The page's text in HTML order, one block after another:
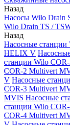
Назад
Насосы Wilo Drain
Wilo Drain TS /
Назад
Насосные станции
HELIX V
станции Wilo
COR-2 Multivert
V Насосные
COR-3 Multivert
MVIS Насосные
станции Wilo
COR-4 Multivert